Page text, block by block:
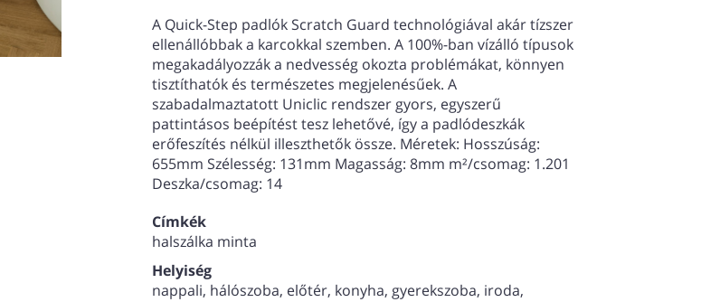
A Quick-Step padlók Scratch Guard technológiával akár tízszer
ellenállóbbak a karcokkal szemben. A 100%-ban vízálló típusok
megakadályozzák a nedvesség okozta problémákat, könnyen
tisztíthatók és természetes megjelenésűek. A
szabadalmaztatott Uniclic rendszer gyors, egyszerű
pattintásos beépítést tesz lehetővé, így a padlódeszkák
erőfeszítés nélkül illeszthetők össze. Méretek: Hosszúság:
655mm Szélesség: 131mm Magasság: 8mm m²/csomag: 1.201
Deszka/csomag: 14
Címkék
halszálka minta
Helyiség
nappali, hálószoba, előtér, konyha, gyerekszoba, iroda,